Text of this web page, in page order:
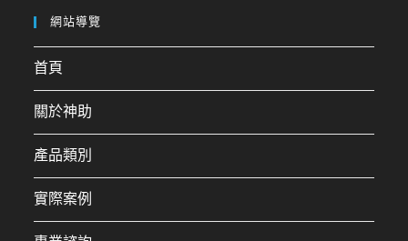
網站導覽
首頁
關於神助
產品類別
實際案例